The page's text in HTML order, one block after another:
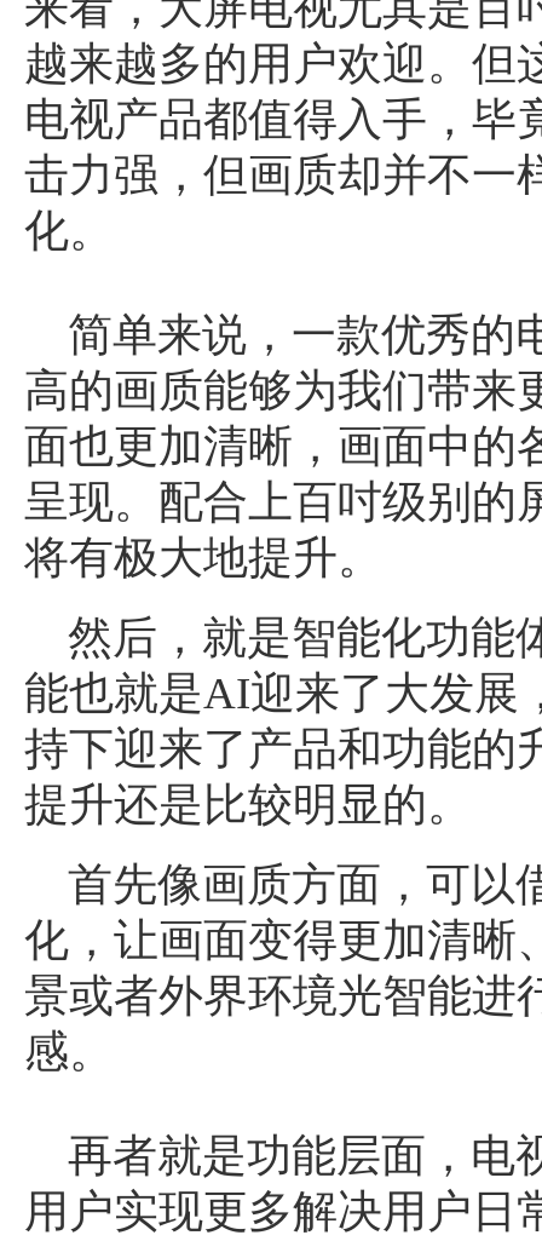
越来越多的用户欢迎。但
电视产品都值得入手，毕
击力强，但画质却并不一
化。
简单来说，一款优秀的
高的画质能够为我们带来
面也更加清晰，画面中的
呈现。配合上百吋级别的
将有极大地提升。
然后，就是智能化功能
能也就是AI迎来了大发展
持下迎来了产品和功能的
提升还是比较明显的。
首先像画质方面，可以
化，让画面变得更加清晰
景或者外界环境光智能进
感。
再者就是功能层面，电
用户实现更多解决用户日